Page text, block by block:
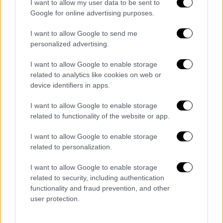
I want to allow my user data to be sent to
Google for online advertising purposes.
I want to allow Google to send me
personalized advertising.
I want to allow Google to enable storage
related to analytics like cookies on web or
device identifiers in apps.
I want to allow Google to enable storage
related to functionality of the website or app.
I want to allow Google to enable storage
related to personalization.
I want to allow Google to enable storage
related to security, including authentication
functionality and fraud prevention, and other
user protection.
μοναξιά έχει γίνει αναπόφευκτο κομμάτι της
ΔΙΑΒΑΣΤΕ ΕΠΙΣΗΣ
Βιβλίο |30.11.2024 01:31
Λένα Διβάνη στο ethnos.gr:
«Καίγεται η χώρα μας και εμείς δεν
καθαρίζουμε ούτε το οικόπεδό μας»
Μιχάλης Μαλανδράκης στο
ερωτική ιστορία που να έχει καλό
τέλος»